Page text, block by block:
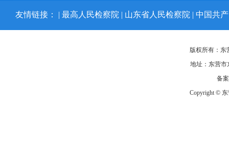
友情链接： | 最高人民检察院 | 山东省人民检察院 | 中国共
版权所有：东
地址：东营市
备
Copyright ©